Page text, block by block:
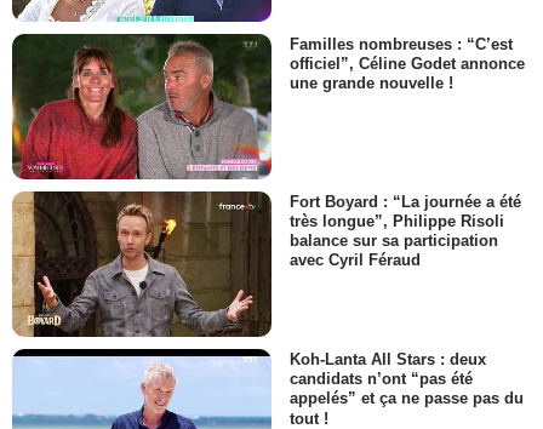
Familles nombreuses : “C’est
officiel”, Céline Godet annonce
une grande nouvelle !
Fort Boyard : “La journée a été
très longue”, Philippe Risoli
balance sur sa participation
avec Cyril Féraud
Koh-Lanta All Stars : deux
candidats n’ont “pas été
appelés” et ça ne passe pas du
tout !